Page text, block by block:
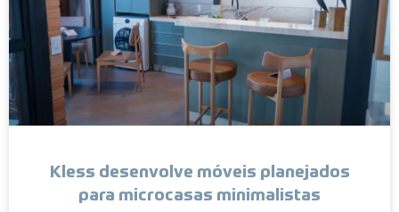
Kless desenvolve móveis planejados
para microcasas minimalistas